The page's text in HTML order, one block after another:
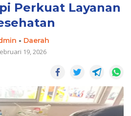
Perkuat Layanan
- Daerah
19, 2026